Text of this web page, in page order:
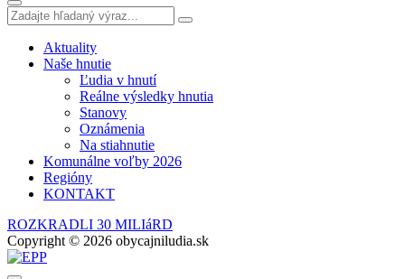
Aktuality
Naše hnutie
Ľudia v hnutí
Reálne výsledky hnutia
Stanovy
Oznámenia
Na stiahnutie
Komunálne voľby 2026
Regióny
KONTAKT
ROZKRADLI 30 MILIáRD
Copyright © 2026 obycajniludia.sk